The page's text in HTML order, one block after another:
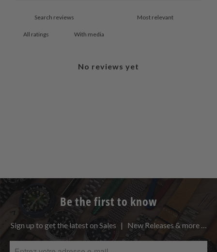
With media
No reviews yet
Be the first to know
Sign up to get the latest on Sales | New Releases & more …